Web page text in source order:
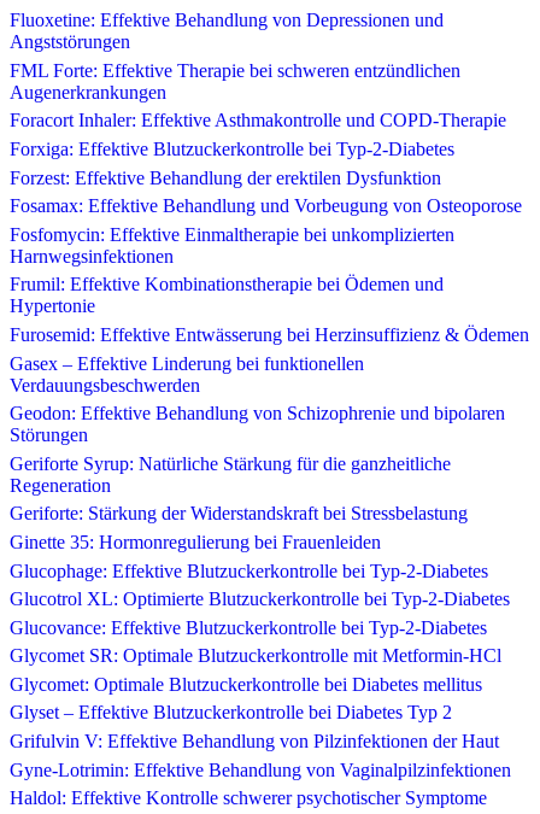
Fluoxetine: Effektive Behandlung von Depressionen und
Angststörungen
FML Forte: Effektive Therapie bei schweren entzündlichen
Augenerkrankungen
Foracort Inhaler: Effektive Asthmakontrolle und COPD-Therapie
Forxiga: Effektive Blutzuckerkontrolle bei Typ-2-Diabetes
Forzest: Effektive Behandlung der erektilen Dysfunktion
Fosamax: Effektive Behandlung und Vorbeugung von Osteoporose
Fosfomycin: Effektive Einmaltherapie bei unkomplizierten
Harnwegsinfektionen
Frumil: Effektive Kombinationstherapie bei Ödemen und
Hypertonie
Furosemid: Effektive Entwässerung bei Herzinsuffizienz & Ödemen
Gasex – Effektive Linderung bei funktionellen
Verdauungsbeschwerden
Geodon: Effektive Behandlung von Schizophrenie und bipolaren
Störungen
Geriforte Syrup: Natürliche Stärkung für die ganzheitliche
Regeneration
Geriforte: Stärkung der Widerstandskraft bei Stressbelastung
Ginette 35: Hormonregulierung bei Frauenleiden
Glucophage: Effektive Blutzuckerkontrolle bei Typ-2-Diabetes
Glucotrol XL: Optimierte Blutzuckerkontrolle bei Typ-2-Diabetes
Glucovance: Effektive Blutzuckerkontrolle bei Typ-2-Diabetes
Glycomet SR: Optimale Blutzuckerkontrolle mit Metformin-HCl
Glycomet: Optimale Blutzuckerkontrolle bei Diabetes mellitus
Glyset – Effektive Blutzuckerkontrolle bei Diabetes Typ 2
Grifulvin V: Effektive Behandlung von Pilzinfektionen der Haut
Gyne-Lotrimin: Effektive Behandlung von Vaginalpilzinfektionen
Haldol: Effektive Kontrolle schwerer psychotischer Symptome